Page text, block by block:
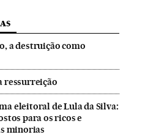
a destruição como
ressurreição
eleitoral de Lula da Silva:
para os ricos e
minorias